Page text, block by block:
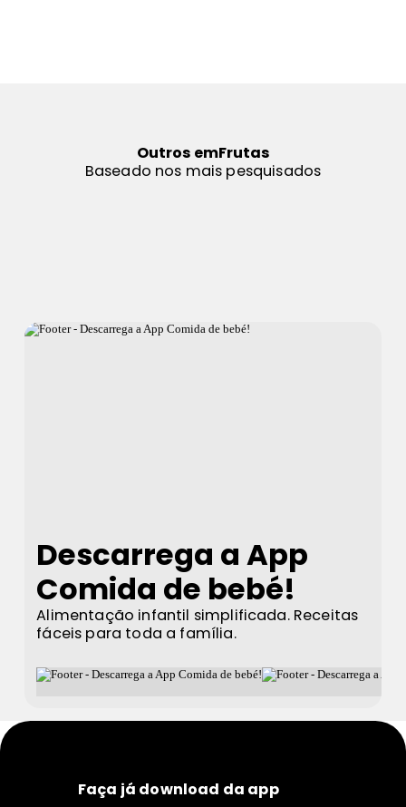
Outros emFrutas
Baseado nos mais pesquisados
Descarrega a App
Comida de bebé!
Alimentação infantil simplificada. Receitas
fáceis para toda a família.
Faça já download da app